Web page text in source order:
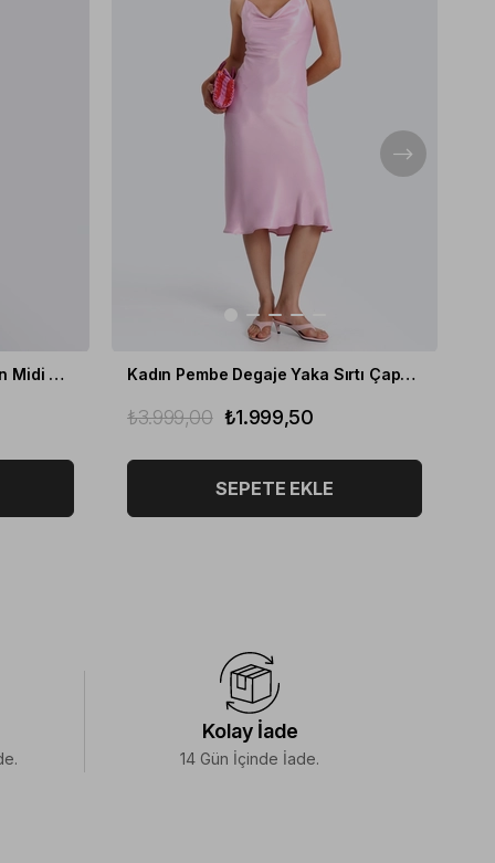
Kadın Mavi Halter Yaka Saten Midi Boy Elbise Kadın Pembe Degaje Yaka Sırtı Çapraz Bantlı Midi Saten Elbise
₺1.999,50
₺3.999,00
SEPETE EKLE
Kolay İade
14 Gün İçinde İade.